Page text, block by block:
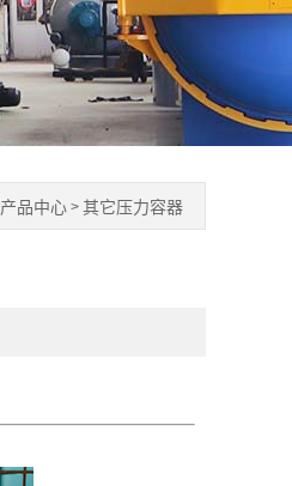
产品中心 >其它压力容器